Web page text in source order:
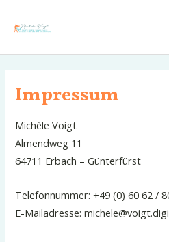
Inhalt
Impressum
Michèle Voigt
Almendweg 11
64711 Erbach – Günterfürst
Telefonnummer: +49 (0) 60 62 /
E-Mailadresse: